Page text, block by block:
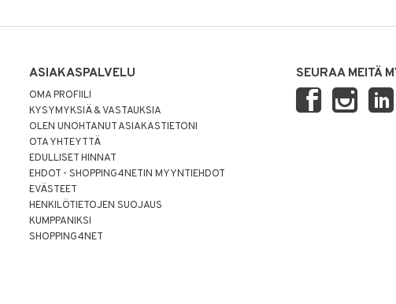
ASIAKASPALVELU
OMA PROFIILI
KYSYMYKSIÄ & VASTAUKSIA
OLEN UNOHTANUT ASIAKASTIETONI
OTA YHTEYTTÄ
EDULLISET HINNAT
EHDOT - SHOPPING4NETIN MYYNTIEHDOT
EVÄSTEET
HENKILÖTIETOJEN SUOJAUS
KUMPPANIKSI
SHOPPING4NET
SEURAA MEITÄ